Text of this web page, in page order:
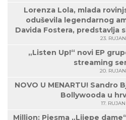
Lorenza Lola, mlada
oduševila legendarnog
Davida Fostera, predstavlja
23. RUJAN
„Listen Up!“ novi EP
streaming
20. RUJAN
NOVO U MENARTU! Sandro
Bollywooda u
17. RUJAN
Million: Pjesma „Lijepe